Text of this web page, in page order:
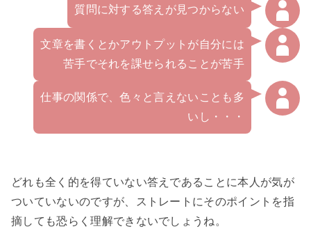
質問に対する答えが見つからない
文章を書くとかアウトプットが自分には
苦手でそれを課せられることが苦手
仕事の関係で、色々と言えないことも多
いし・・・
どれも全く的を得ていない答えであることに本人が気が
ついていないのですが、ストレートにそのポイントを指
摘しても恐らく理解できないでしょうね。